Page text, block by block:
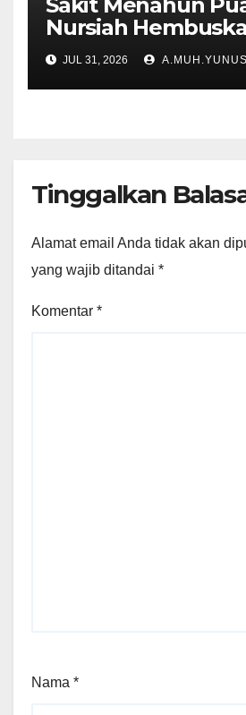
Nursiah
Terakhir
JUL 31, 2026 A.MUH.YUNUS
Tinggalkan
Alamat email Anda tidak akan
yang wajib ditandai *
Komentar *
Nama *